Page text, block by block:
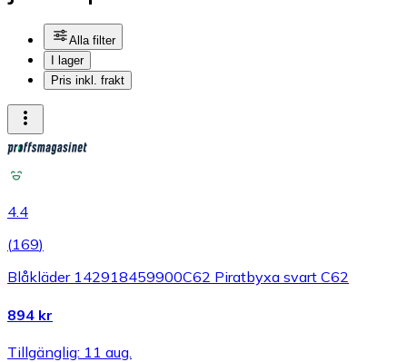
Alla filter
I lager
Pris inkl. frakt
4.4
(169)
Blåkläder 142918459900C62 Piratbyxa svart C62
894 kr
Tillgänglig: 11 aug.